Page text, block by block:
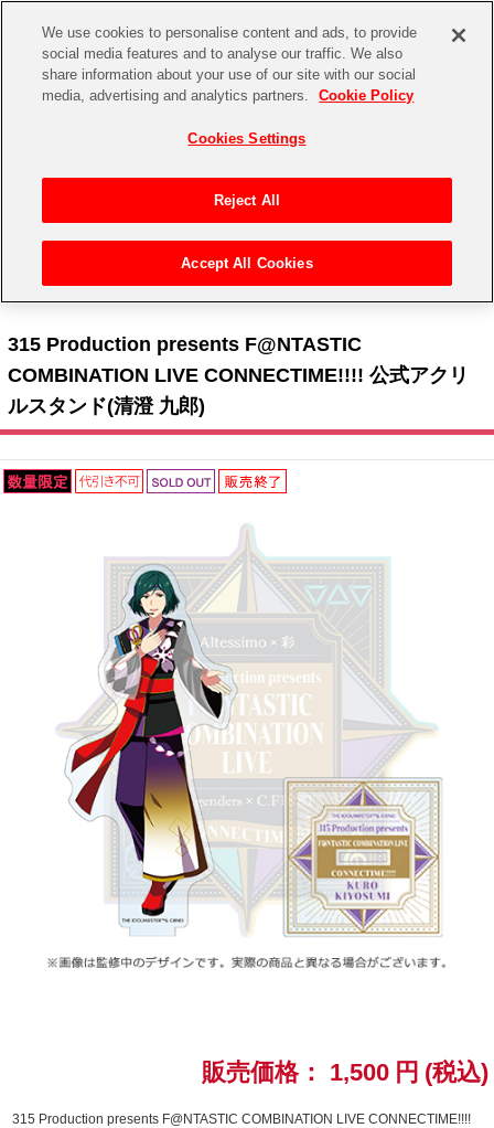
CHANNEL STORE EVENT
ゲーム 電子書籍
CD / Blu-ray
EVENT
その他先行受付
プレミアム会員とは
アイドルマスターシリーズ
アイドルマスター
アイドルマスター SideM
アイドルマスター シャイニーカラーズ
学園アイドルマスター
テイルズ オブ シリーズ
太鼓の達人
ACE COMBAT
ナムコクラシック
スサノオマジック
イベントグッズ
トイ・ホビー
> 315 Production presents F@NTASTIC COMBINATION LIVE > 315 Production
315 Production presents F@NTASTIC
COMBINATION LIVE CONNECTIME!!!! 公式アクリ
ルスタンド(清澄 九郎)
販売価格： 1,500 円 (税込)
315 Production presents F@NTASTIC COMBINATION LIVE CONNECTIME!!!!
We use cookies to personalise content and ads, to provide
social media features and to analyse our traffic. We also
share information about your use of our site with our social
media, advertising and analytics partners.
Cookie Policy
Cookies Settings
Reject All
Accept All Cookies